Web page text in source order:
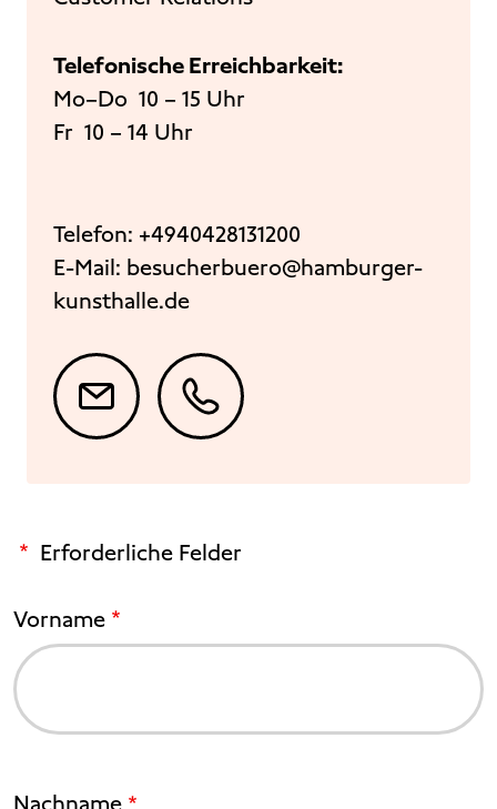
Telefonische Erreichbarkeit:
Mo–Do 10 – 15 Uhr
Fr 10 – 14 Uhr
Telefon: +4940428131200
E-Mail: besucherbuero@hamburger-
kunsthalle.de
Erforderliche Felder
Vorname